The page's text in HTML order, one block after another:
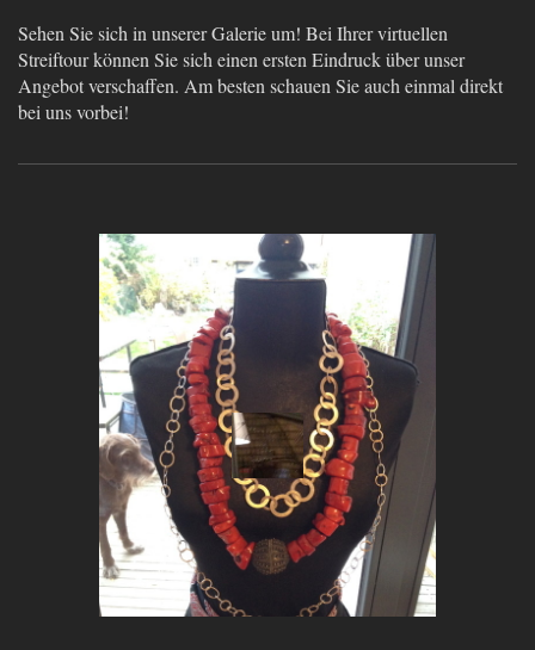
Sehen Sie sich in unserer Galerie um! Bei Ihrer virtuellen
Streiftour können Sie sich einen ersten Eindruck über unser
Angebot verschaffen. Am besten schauen Sie auch einmal direkt
bei uns vorbei!